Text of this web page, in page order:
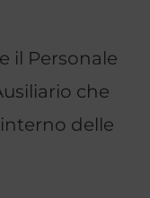
il Personale
che
delle